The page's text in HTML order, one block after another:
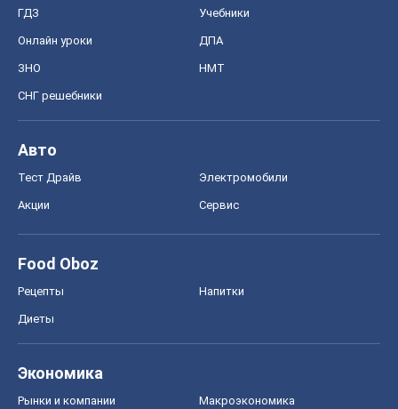
ГДЗ Учебники
Онлайн уроки ДПА
ЗНО НМТ
СНГ решебники
Авто
Тест Драйв Электромобили
Акции Сервис
Food Oboz
Рецепты Напитки
Диеты
Экономика
Рынки и компании Mакроэкономика